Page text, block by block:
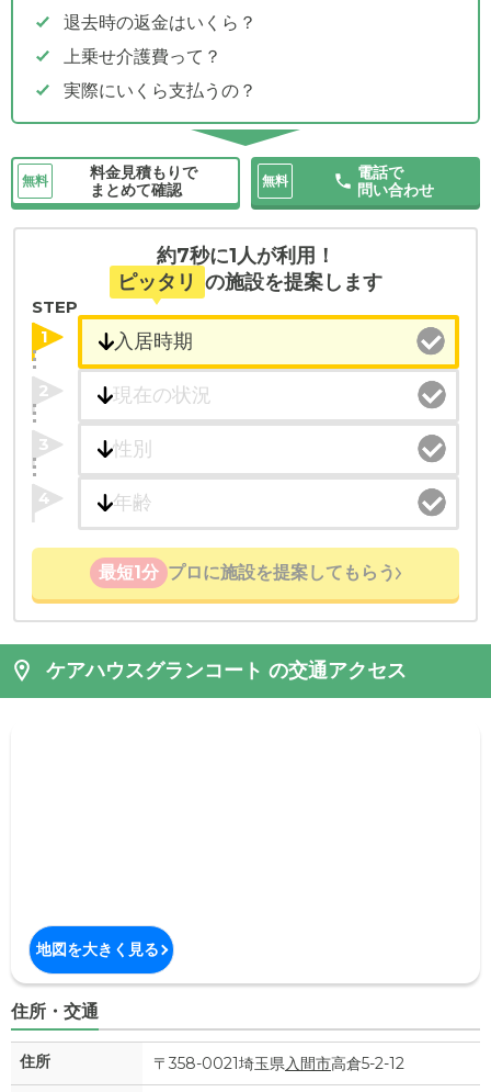
退去時の返金はいくら？
上乗せ介護費って？
実際にいくら支払うの？
無料
料金見積もりで
まとめて確認
無料
電話で
問い合わせ
約7秒に1人が利用！
ピッタリ の施設を提案します
STEP
1
2
3
4
最短1分 プロに施設を提案してもらう
ケアハウスグランコート の交通アクセス
地図を大きく見る
住所・交通
住所 〒358-0021埼玉県入間市高倉5-2-12